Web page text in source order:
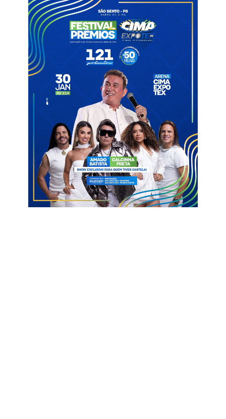
Fora da final do Paraibano
Para a disputa do estadual, o Treze manteve a comissão
técnica e alguns jogadores que foram campeões em 2023. Na
primeira fase, o Galo da Borborema conseguiu fazer uma boa
campanha e terminou na primeira colocação. No entanto, a
equipe comandada pelo técnico William de Mattia conseguiu
manter a consistência e foi eliminada pelo Sousa na semifinal,
no estádio Amigão.
Abaixo de esperado no Nordestão
Na Copa do Nordeste, o Alvinegro de Campina Grande também
não correspondeu como se esperava. Priorizando o Paraibano,
o time trezeano teve uma fase de grupos irregular e não
avançou para o mata-mata. O Treze acabou terminando na